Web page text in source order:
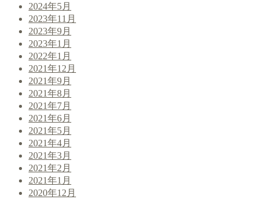
2024年5月
2023年11月
2023年9月
2023年1月
2022年1月
2021年12月
2021年9月
2021年8月
2021年7月
2021年6月
2021年5月
2021年4月
2021年3月
2021年2月
2021年1月
2020年12月